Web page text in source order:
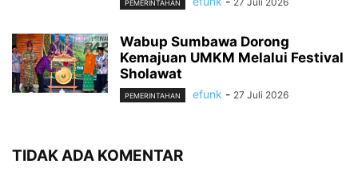
PEMERINTAHAN
Wabup Sumbawa Dorong
Kemajuan UMKM Melalui Festival
Sholawat
PEMERINTAHAN efunk - 27 Juli 2026
TIDAK ADA KOMENTAR